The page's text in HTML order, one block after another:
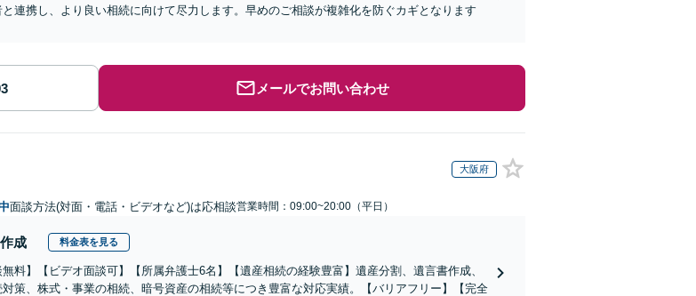
連携し、より良い相続に向けて尽力します。早めのご相談が複雑化を防ぐカギとなります
メールでお問い合わせ
大阪府
面談方法(対面・電話・ビデオなど)は応相談営業時間：09:00~20:00（平日）
成 料金表を見る
料】【ビデオ面談可】【所属弁護士6名】【遺産相続の経験豊富】遺産分割、遺言書作成、
策、株式・事業の相続、暗号資産の相続等につき豊富な対応実績。【バリアフリー】【完全